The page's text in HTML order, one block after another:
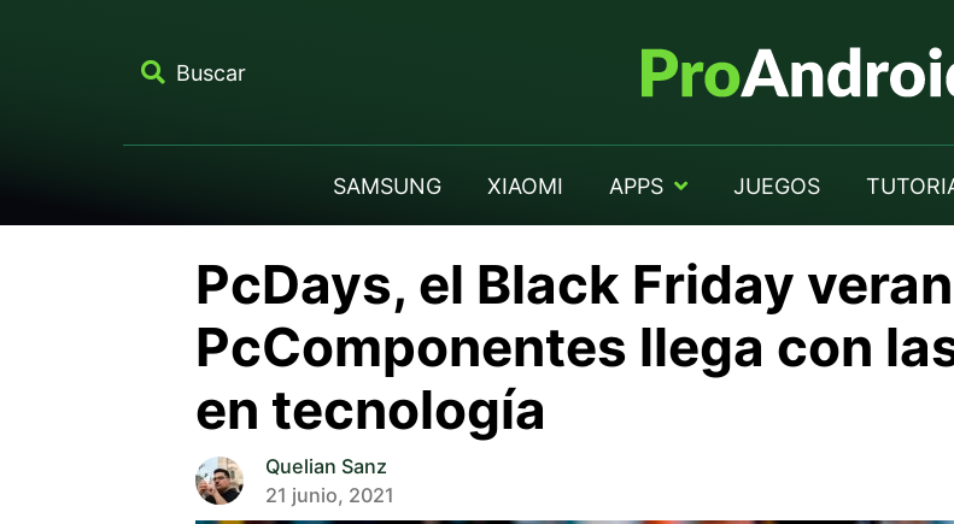
Buscar
SAMSUNG XIAOMI APPS JUEGOS
PcDays, el Black Friday
PcComponentes llega con
en tecnología
Quelian Sanz
21 junio, 2021